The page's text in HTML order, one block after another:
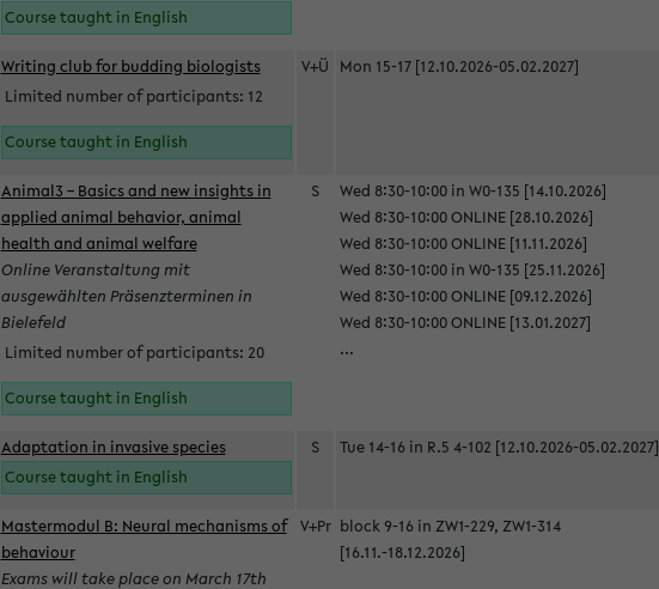
Course taught in English
Writing club for budding biologists
Limited number of participants: 12
Course taught in English
V+Ü Mon 15-17 [12.10.2026-05.02.2027]
Animal3 – Basics and new insights in
applied animal behavior, animal
health and animal welfare
Online Veranstaltung mit
ausgewählten Präsenzterminen in
Bielefeld
Limited number of participants: 20
Course taught in English
S
Wed 8:30-10:00 in W0-135 [14.10.2026]
Wed 8:30-10:00 ONLINE [28.10.2026]
Wed 8:30-10:00 ONLINE [11.11.2026]
Wed 8:30-10:00 in W0-135 [25.11.2026]
Wed 8:30-10:00 ONLINE [09.12.2026]
Wed 8:30-10:00 ONLINE [13.01.2027]
...
Adaptation in invasive species
Course taught in English
S Tue 14-16 in R.5 4-102 [12.10.2026-05.02.2027]
Mastermodul B: Neural mechanisms of
behaviour
Exams will take place on March 17th
V+Pr block 9-16 in ZW1-229, ZW1-314
[16.11.-18.12.2026]